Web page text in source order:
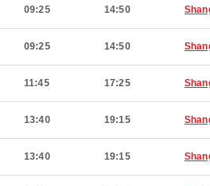
09:25 14:50
09:25 14:50
11:45 17:25
13:40 19:15
13:40 19:15